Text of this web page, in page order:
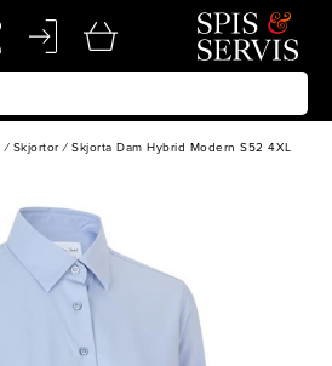
/ Skjortor / Skjorta Dam Hybrid Modern S52 4XL